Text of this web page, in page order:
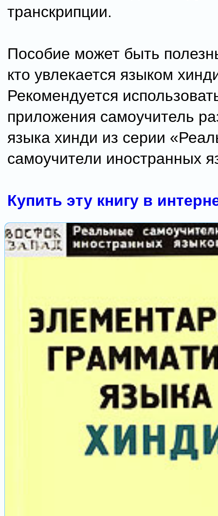
транскрипции.
Пособие может быть
кто увлекается языком
Рекомендуется
приложения самоучитель
языка хинди из серии
самоучители иностранных
Купить эту книгу в